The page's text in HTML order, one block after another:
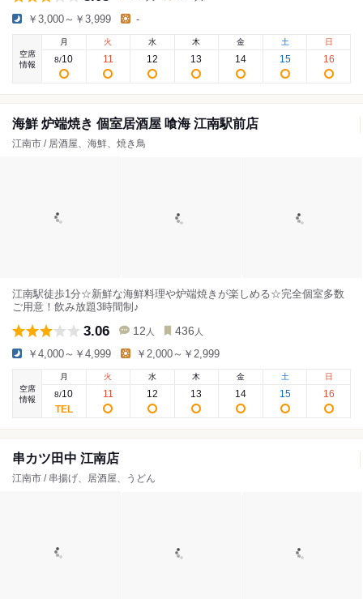
￥3,000～￥3,999 -
空席
情報
月
8/10
火
11
水
12
木
13
金
14
土
15
日
16
海鮮 炉端焼き 個室居酒屋 喰海 江南駅前店
江南市 / 居酒屋、海鮮、焼き鳥
江南駅徒歩1分☆新鮮な海鮮料理や炉端焼きが楽しめる☆完全個室多数
ご用意！飲み放題3時間制♪
3.06 12 人 436 人
￥4,000～￥4,999 ￥2,000～￥2,999
空席
情報
月
8/10
火
11
水
12
木
13
金
14
土
15
日
16
串カツ田中 江南店
江南市 / 串揚げ、居酒屋、うどん